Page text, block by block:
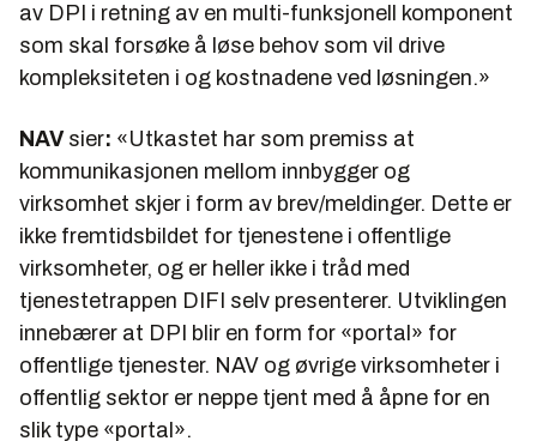
av DPI i retning av en multi-funksjonell komponent
som skal forsøke å løse behov som vil drive
kompleksiteten i og kostnadene ved løsningen.»
NAV sier: «Utkastet har som premiss at
kommunikasjonen mellom innbygger og
virksomhet skjer i form av brev/meldinger. Dette er
ikke fremtidsbildet for tjenestene i offentlige
virksomheter, og er heller ikke i tråd med
tjenestetrappen DIFI selv presenterer. Utviklingen
innebærer at DPI blir en form for «portal» for
offentlige tjenester. NAV og øvrige virksomheter i
offentlig sektor er neppe tjent med å åpne for en
slik type «portal».